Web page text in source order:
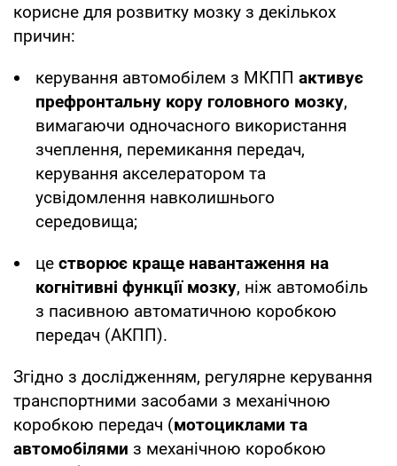
корисне для розвитку мозку з декількох
причин:
керування автомобілем з МКПП активує
префронтальну кору головного мозку,
вимагаючи одночасного використання
зчеплення, перемикання передач,
керування акселератором та
усвідомлення навколишнього
середовища;
це створює краще навантаження на
когнітивні функції мозку, ніж автомобіль
з пасивною автоматичною коробкою
передач (АКПП).
Згідно з дослідженням, регулярне керування
транспортними засобами з механічною
коробкою передач (мотоциклами та
автомобілями з механічною коробкою